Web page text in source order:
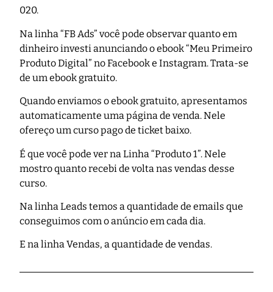
020.
Na linha “FB Ads” você pode observar quanto em
dinheiro investi anunciando o ebook “Meu Primeiro
Produto Digital” no Facebook e Instagram. Trata-se
de um ebook gratuito.
Quando enviamos o ebook gratuito, apresentamos
automaticamente uma página de venda. Nele
ofereço um curso pago de ticket baixo.
É que você pode ver na Linha “Produto 1”. Nele
mostro quanto recebi de volta nas vendas desse
curso.
Na linha Leads temos a quantidade de emails que
conseguimos com o anúncio em cada dia.
E na linha Vendas, a quantidade de vendas.